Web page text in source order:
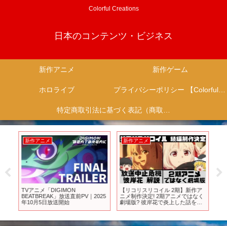
Colorful Creations
日本のコンテンツ・ビジネス
新作アニメ 新作ゲーム
ホロライブ プライバシーポリシー 【Colorful Creation】
特定商取引法に基づく表記（商取引に関する開示）
新作アニメ
TVアニメ「DIGIMON
BEATBREAK」放送直前PV｜2025
年10月5日放送開始
新作アニメ
【リコリスリコイル 2期】新作ア
ニメ制作決定! 2期アニメではなく
劇場版? 彼岸花で炎上した話を